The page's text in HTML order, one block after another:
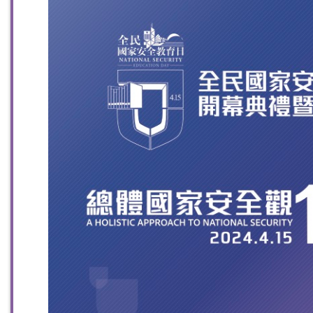
掃一掃關注我們的社交媒體，緊貼最新資訊！